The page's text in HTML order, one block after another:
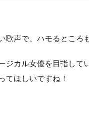
歌声で、ハモるところ
ジカル女優を目指して
てほしいですね！